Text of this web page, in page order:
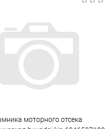
моторного отсека